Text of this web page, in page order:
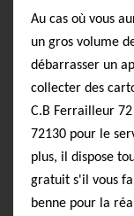
Au cas où vous
un gros volume
débarrasser un
collecter des
C.B Ferrailleur
72130 pour le
plus, il dispose
gratuit s'il vous
benne pour la